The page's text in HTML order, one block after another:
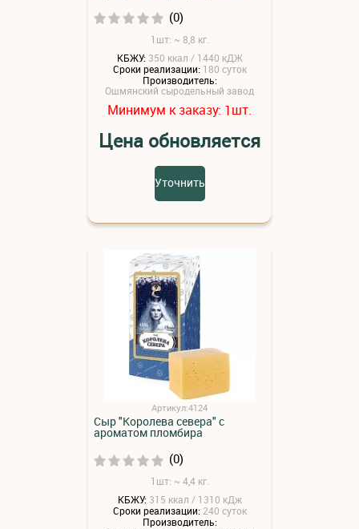
(0)
1шт: ~ 8,8 кг.
КБЖУ: 350 ккал / 1440 кДЖ
Сроки реализации: 180 суток
Производитель:
Ошмянский сыродельный завод
Минимум к заказу: 1шт.
Цена обновляется
Уточнить
Артикул:4124
Сыр "Королева севера" с
ароматом пломбира
(0)
1шт: ~ 4,4 кг.
КБЖУ: 315 ккал / 1310 кДж
Сроки реализации: 240 суток
Производитель: